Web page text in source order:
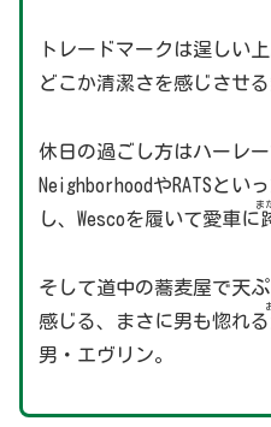
トレードマークは逞しい
どこか清潔さを感じさせる
休日の過ごし方はハーレ
NeighborhoodやRATSとい
し、Wescoを履いて愛車に
ま
そして道中の蕎麦屋で天
感じる、まさに男も惚れる
男・エヴリン。